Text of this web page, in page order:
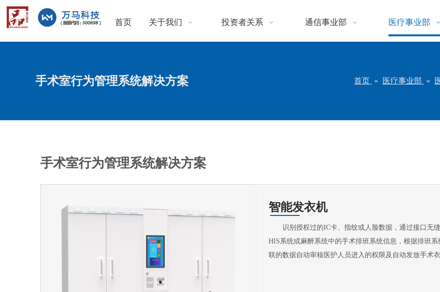
首页 关于我们 投资者关系 通信事业部 医疗事业部
手术室行为管理系统解决方案 首页 » 医疗事业部 »
手术室行为管理系统解决方案
智能发衣机
识别授权过的IC卡、指纹或人脸数据，通过接口无
HIS系统或麻醉系统中的手术排班系统信息，根据排班系
联的数据自动审核医护人员进入的权限及自动发放手术